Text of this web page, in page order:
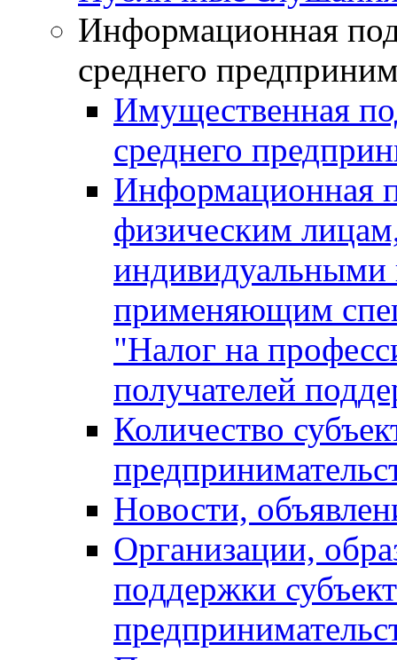
Информационная
среднего
Имущественная
среднего
Информационная
физическим
индивидуальными
применяющим
"Налог на
получателей
Количество
Новости,
Организации,
поддержки